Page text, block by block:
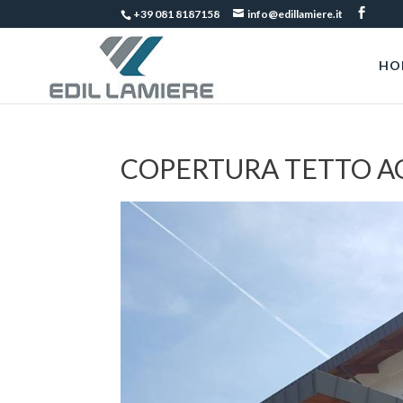
+39 081 8187158 info@edillamiere.it
COPERTURA TETTO